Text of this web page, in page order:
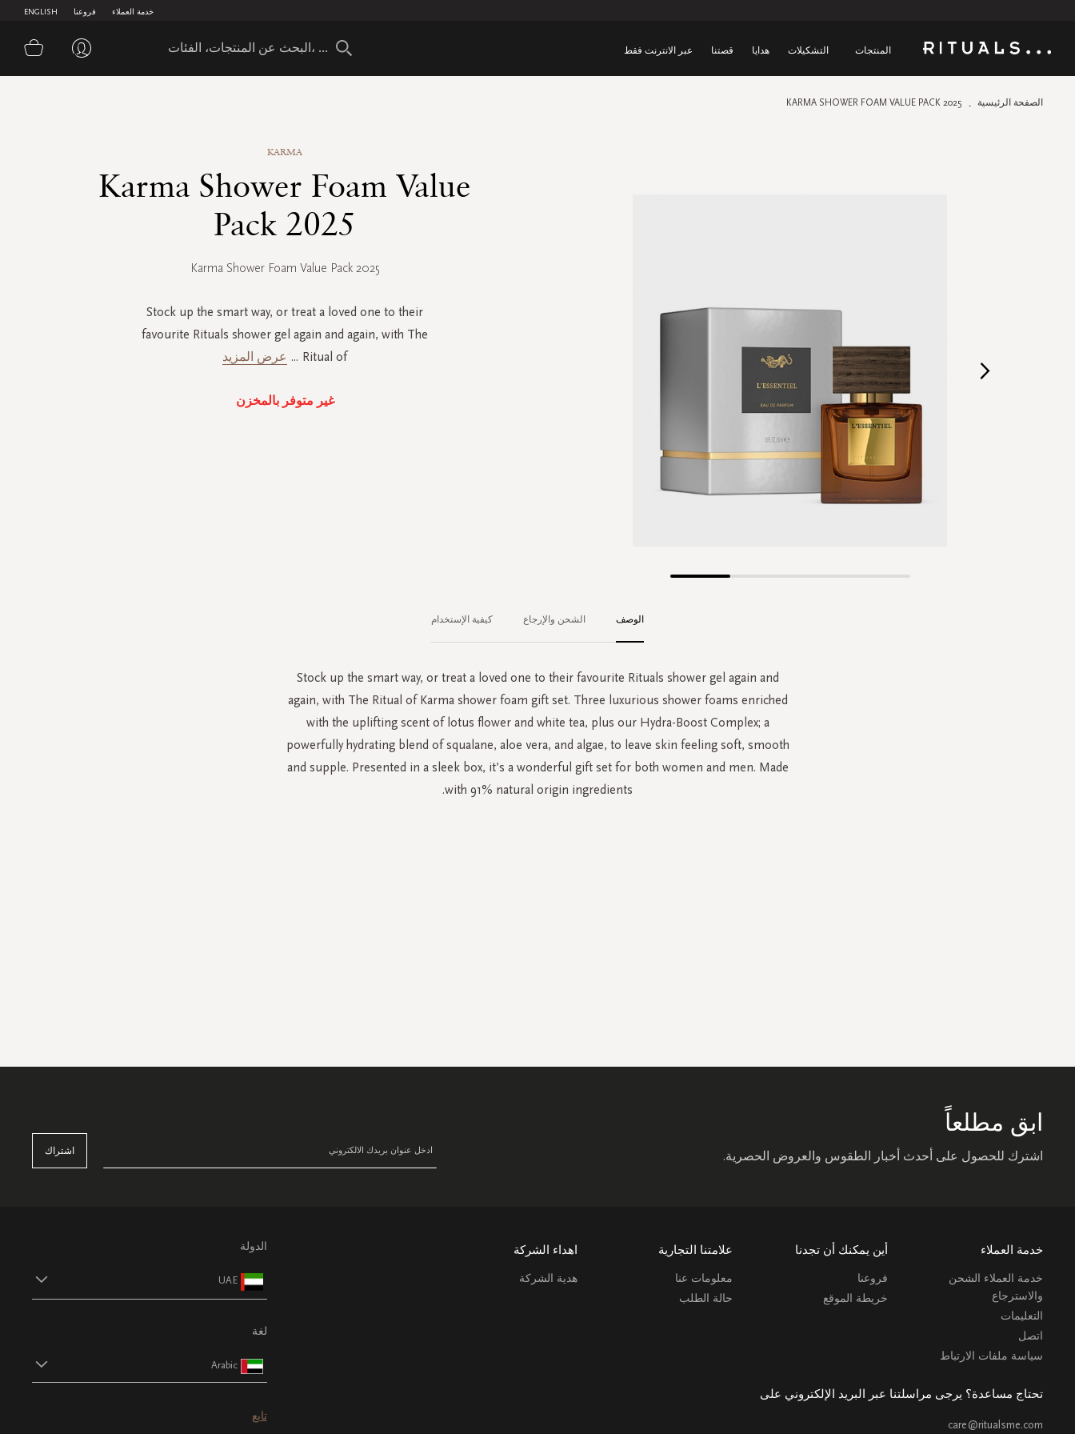
ENGLISH فروعنا خدمة العملاء
المنتجات التشكيلات هدايا قصتنا عبر الانترنت فقط سلة
الصفحة الرئيسية KARMA SHOWER FOAM VALUE PACK 2025
KARMA
Karma Shower Foam Value
Pack 2025
Karma Shower Foam Value Pack 2025
Stock up the smart way, or treat a loved one to their
favourite Rituals shower gel again and again, with The
Ritual of
... عرض المزيد
غير متوفر بالمخزن
الوصف
Stock up the smart way, or treat a loved one to their favourite Rituals shower gel again and
again, with The Ritual of Karma shower foam gift set. Three luxurious shower foams enriched
with the uplifting scent of lotus flower and white tea, plus our Hydra-Boost Complex; a
powerfully hydrating blend of squalane, aloe vera, and algae, to leave skin feeling soft, smooth
and supple. Presented in a sleek box, it’s a wonderful gift set for both women and men. Made
with 91% natural origin ingredients.
الشحن والإرجاع كيفية الإستخدام
ابق مطلعاً
اشترك للحصول على أحدث أخبار الطقوس والعروض الحصرية. اشتراك
خدمة العملاء
خدمة العملاء الشحن
والاسترجاع
التعليمات
اتصل
سياسة ملفات الارتباط
أين يمكنك أن تجدنا
فروعنا
خريطة الموقع
علامتنا التجارية
معلومات عنا
حالة الطلب
اهداء الشركة
هدية الشركة
تحتاج مساعدة؟ يرجى مراسلتنا عبر البريد الإلكتروني على
care@ritualsme.com
الدولة
UAE
لغة
Arabic
تابع